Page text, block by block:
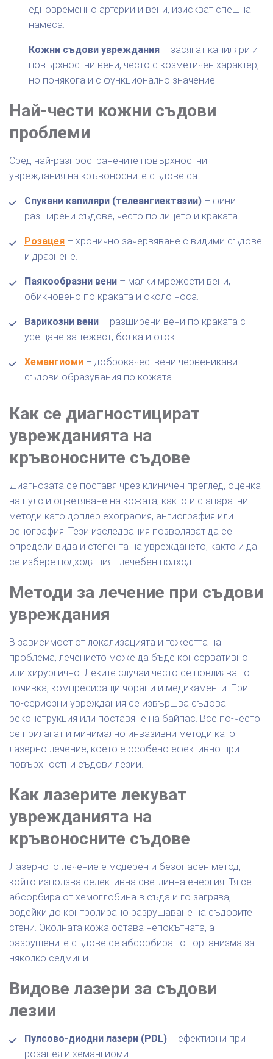
едновременно артерии и вени, изискват спешна
намеса.
Кожни съдови увреждания – засягат капиляри и
повърхностни вени, често с козметичен характер,
но понякога и с функционално значение.
Най-чести кожни съдови
проблеми
Сред най-разпространените повърхностни
увреждания на кръвоносните съдове са:
Спукани капиляри (телеангиектазии) – фини
разширени съдове, често по лицето и краката.
Розацея – хронично зачервяване с видими съдове
и дразнене.
Паякообразни вени – малки мрежести вени,
обикновено по краката и около носа.
Варикозни вени – разширени вени по краката с
усещане за тежест, болка и оток.
Хемангиоми – доброкачествени червеникави
съдови образувания по кожата.
Как се диагностицират
уврежданията на
кръвоносните съдове
Диагнозата се поставя чрез клиничен преглед, оценка
на пулс и оцветяване на кожата, както и с апаратни
методи като доплер ехография, ангиография или
венография. Тези изследвания позволяват да се
определи вида и степента на увреждането, както и да
се избере подходящият лечебен подход.
Методи за лечение при съдови
увреждания
В зависимост от локализацията и тежестта на
проблема, лечението може да бъде консервативно
или хирургично. Леките случаи често се повлияват от
почивка, компресиращи чорапи и медикаменти. При
по-сериозни увреждания се извършва съдова
реконструкция или поставяне на байпас. Все по-често
се прилагат и минимално инвазивни методи като
лазерно лечение, което е особено ефективно при
повърхностни съдови лезии.
Как лазерите лекуват
уврежданията на
кръвоносните съдове
Лазерното лечение е модерен и безопасен метод,
който използва селективна светлинна енергия. Тя се
абсорбира от хемоглобина в съда и го загрява,
водейки до контролирано разрушаване на съдовите
стени. Околната кожа остава непокътната, а
разрушените съдове се абсорбират от организма за
няколко седмици.
Видове лазери за съдови
лезии
Пулсово-диодни лазери (PDL) – ефективни при
розацея и хемангиоми.